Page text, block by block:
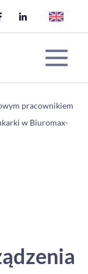
pracownikiem
w Biuromax-